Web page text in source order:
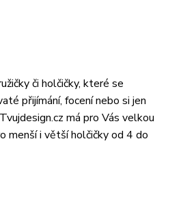
či holčičky, které se
přijímání, focení nebo si jen
má pro Vás velkou
menší i větší holčičky od 4 do